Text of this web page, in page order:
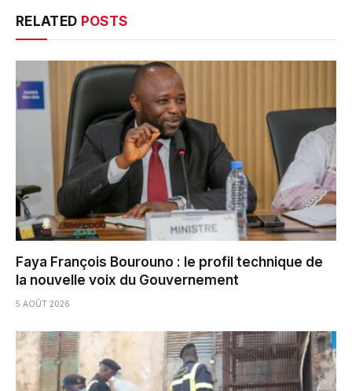
RELATED POSTS
Faya François Bourouno : le profil technique de
la nouvelle voix du Gouvernement
5 AOÛT 2026